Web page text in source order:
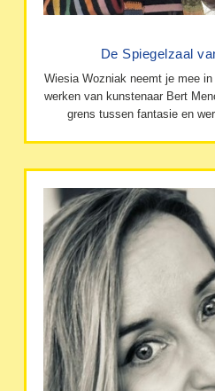
De Spiegelzaal
Wiesia Wozniak neemt je mee
werken van kunstenaar Bert
grens tussen fantasie en